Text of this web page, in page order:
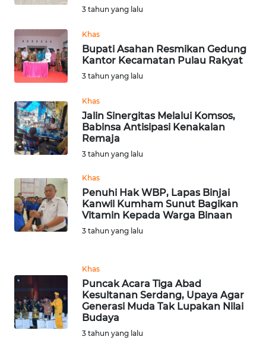
3 tahun yang lalu
Khas
Bupati Asahan Resmikan Gedung
Kantor Kecamatan Pulau Rakyat
3 tahun yang lalu
Khas
Jalin Sinergitas Melalui Komsos,
Babinsa Antisipasi Kenakalan
Remaja
3 tahun yang lalu
Khas
Penuhi Hak WBP, Lapas Binjai
Kanwil Kumham Sunut Bagikan
Vitamin Kepada Warga Binaan
3 tahun yang lalu
Khas
Puncak Acara Tiga Abad
Kesultanan Serdang, Upaya Agar
Generasi Muda Tak Lupakan Nilai
Budaya
3 tahun yang lalu
TEBING
TINGGI
WN
PAKPAK
WN
KARAWANG
WN
BOGOR
WN
TAPANULI
UTARA